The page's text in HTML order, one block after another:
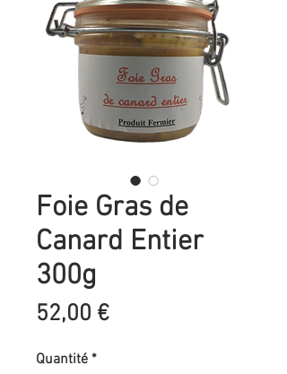
Foie Gras de
Canard Entier
300g
52,00 €Prix
Quantité *